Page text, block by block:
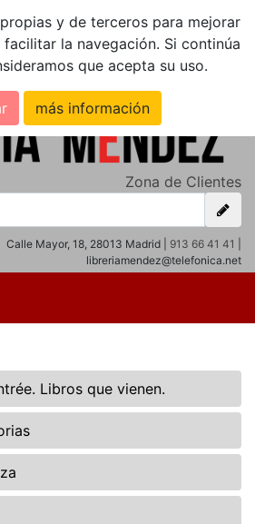
propias y de terceros para mejorar
la navegación. Si continúa
que acepta su uso.
más información
Zona de Clientes
Calle Mayor, 18, 28013 Madrid | 913 66 41 41
libreriamendez@telefonica.net
Libros que vienen.